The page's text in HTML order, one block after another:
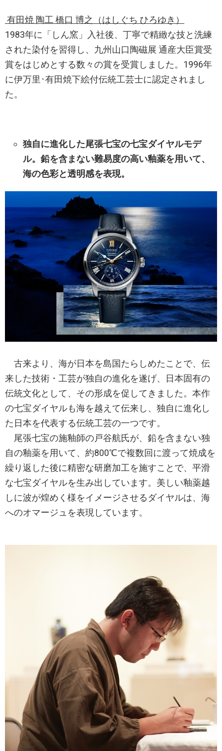
有田焼 陶工 橋口 博之（はしぐち ひろゆき）
1983年に「しん窯」入社後、丁寧で精緻な技と洗練
された染付を習得し、九州山口陶磁展 通産大臣賞受
賞をはじめとする数々の賞を受賞しました。1996年
に伊万里･有田焼下絵付伝統工芸士に認定されまし
た。
独自に進化した尾張七宝の七宝ダイヤルモデ
ル。 鉛を含まない難易度の高い釉薬を用いて、
海の色彩と透明感を表現。
古来より、海が日本を島国たらしめたことで、伝
来した技術・工芸が独自の進化を遂げ、日本固有の
伝統文化として、その形成を促してきました。本作
の七宝ダイヤルも海を越えて伝来し、独自に進化し
た日本を代表する伝統工芸の一つです。
尾張七宝の施釉師の戸谷航氏が、鉛を含まない独
自の釉薬を用いて、約800℃で複数回に渡って焼成を
繰り返した後に精密な研磨加工を施すことで、平滑
な七宝ダイヤルを生み出しています。美しい釉薬越
しに波が煌めく様をイメージさせるダイヤルは、海
へのオマージュを表現しています。